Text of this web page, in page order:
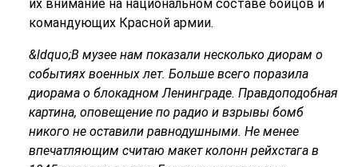
их внимание на национальном составе бойцов и
командующих Красной армии.
&ldquo;В музее нам показали несколько диорам о
событиях военных лет. Больше всего поразила
диорама о блокадном Ленинграде. Правдоподобная
картина, оповещение по радио и взрывы бомб
никого не оставили равнодушными. Не менее
впечатляющим считаю макет колонн рейхстага в